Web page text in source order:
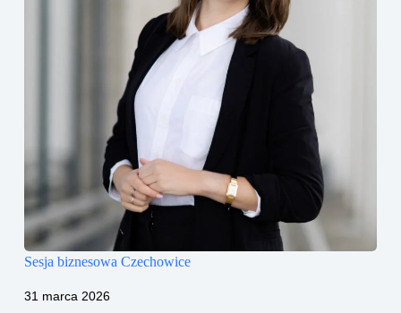
Sesja biznesowa Czechowice
31 marca 2026